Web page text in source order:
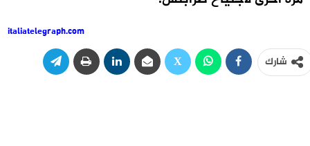
italiatelegraph.com
شارك